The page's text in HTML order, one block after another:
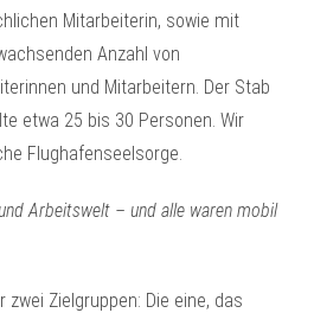
Mitarbeiterin, sowie mit
Anzahl von
und Mitarbeitern. Der Stab
etwa 25 bis 30 Personen. Wir
Flughafenseelsorge.
Arbeitswelt – und alle waren mobil
Zielgruppen: Die eine, das